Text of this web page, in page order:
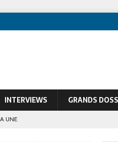
INTERVIEWS GRANDS
UNE